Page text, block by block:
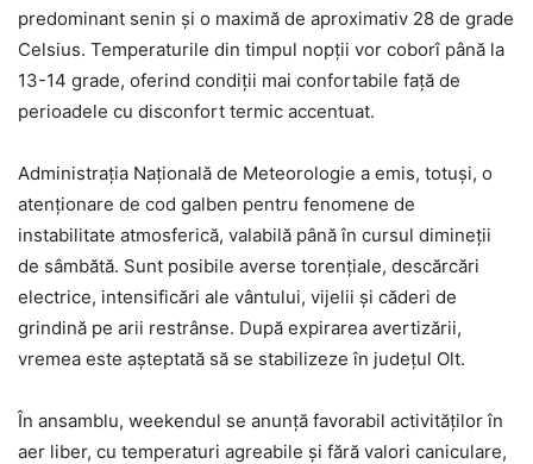
predominant senin și o maximă de aproximativ 28 de grade
Celsius. Temperaturile din timpul nopții vor coborî până la
13-14 grade, oferind condiții mai confortabile față de
perioadele cu disconfort termic accentuat.
Administrația Națională de Meteorologie a emis, totuși, o
atenționare de cod galben pentru fenomene de
instabilitate atmosferică, valabilă până în cursul dimineții
de sâmbătă. Sunt posibile averse torențiale, descărcări
electrice, intensificări ale vântului, vijelii și căderi de
grindină pe arii restrânse. După expirarea avertizării,
vremea este așteptată să se stabilizeze în județul Olt.
În ansamblu, weekendul se anunță favorabil activităților în
aer liber, cu temperaturi agreabile și fără valori caniculare,